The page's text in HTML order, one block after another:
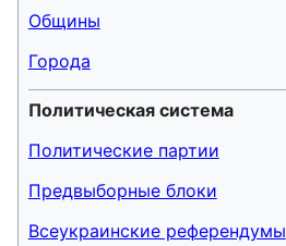
Общины
Города
Политическая система
Политические партии
Предвыборные блоки
Всеукраинские референдумы